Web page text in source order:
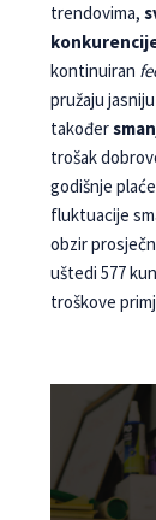
trendovima,
kontinuiran
pružaju
također
trošak
godišnje
fluktuacije
obzir
uštedi 577
troškove